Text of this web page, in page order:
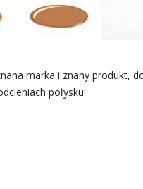
marka i znany produkt,
połysku: